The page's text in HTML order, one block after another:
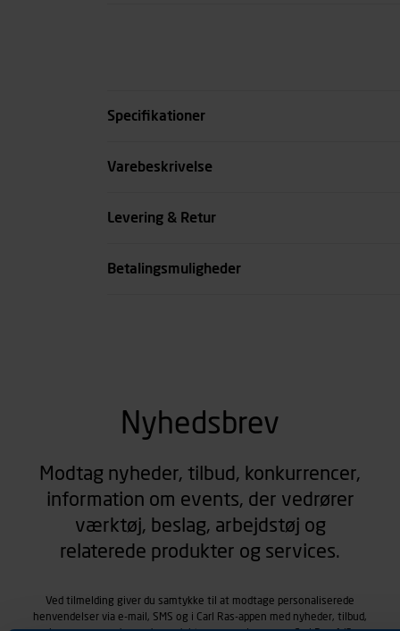
Specifikationer
Kode
Varebeskrivelse
Levering & Retur
Betalingsmuligheder
Nyhedsbrev
Modtag nyheder, tilbud, konkurrencer,
information om events, der vedrører
værktøj, beslag, arbejdstøj og
relaterede produkter og services.
Ved tilmelding giver du samtykke til at modtage personaliserede
henvendelser via e-mail, SMS og i Carl Ras-appen med nyheder, tilbud,